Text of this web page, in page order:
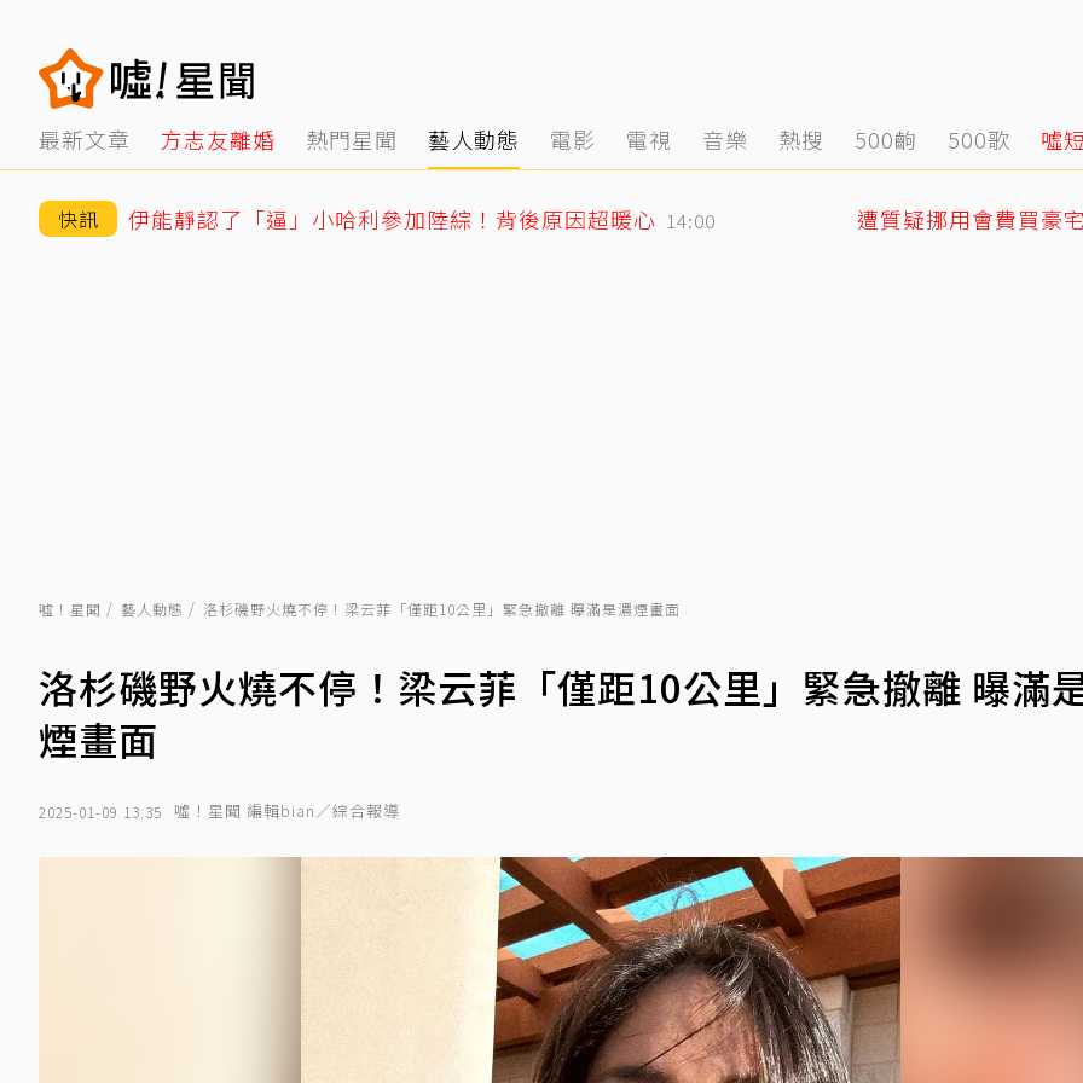
最新文章 方志友離婚 熱門星聞 藝人動態 電影 電視 音樂 熱搜 500齣 500歌 噓
快訊 伊能靜認了「逼」小哈利參加陸綜！背後原因超暖心 14:00 遭質疑挪用會費買豪
噓！星聞 藝人動態 洛杉磯野火燒不停！梁云菲「僅距10公里」緊急撤離 曝滿是濃煙畫面
洛杉磯野火燒不停！梁云菲「僅距10公里」緊急撤離 曝滿
煙畫面
2025-01-09 13:35 噓！星聞 編輯bian／綜合報導